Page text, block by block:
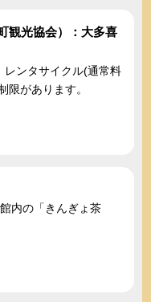
観光協会）：大多喜
レンタサイクル(通常料
があります。
内の「きんぎょ茶